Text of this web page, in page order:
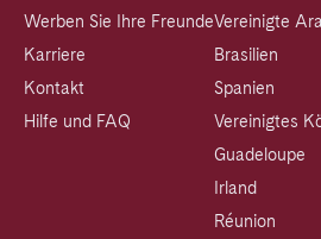
Werben Sie Ihre Freunde
Karriere
Kontakt
Hilfe und FAQ
Vereinigte
Brasilien
Spanien
Vereinigtes
Guadeloupe
Irland
Réunion